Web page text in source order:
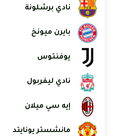
نادي برشلونة
بايرن ميونخ
يوفنتوس
نادي ليفربول
إيه سي ميلان
مانشستر يونايتد